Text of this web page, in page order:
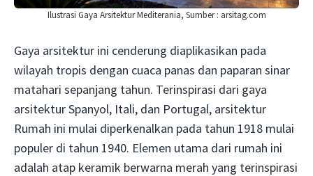
Ilustrasi Gaya Arsitektur Mediterania, Sumber : arsitag.com
Gaya arsitektur ini cenderung diaplikasikan pada
wilayah tropis dengan cuaca panas dan paparan sinar
matahari sepanjang tahun. Terinspirasi dari gaya
arsitektur Spanyol, Itali, dan Portugal, arsitektur
Rumah ini mulai diperkenalkan pada tahun 1918 mulai
populer di tahun 1940. Elemen utama dari rumah ini
adalah atap keramik berwarna merah yang terinspirasi